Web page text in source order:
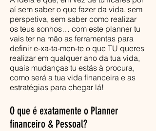
aí sem saber o que fazer da vida, sem
perspetiva, sem saber como realizar
os teus sonhos… com este planner tu
vais ter na mão as ferramentas para
definir e-xa-ta-men-te o que TU queres
realizar em qualquer ano da tua vida,
quais mudanças tu estás à procura,
como será a tua vida financeira e as
estratégias para chegar lá!
O que é exatamente o Planner
financeiro & Pessoal?